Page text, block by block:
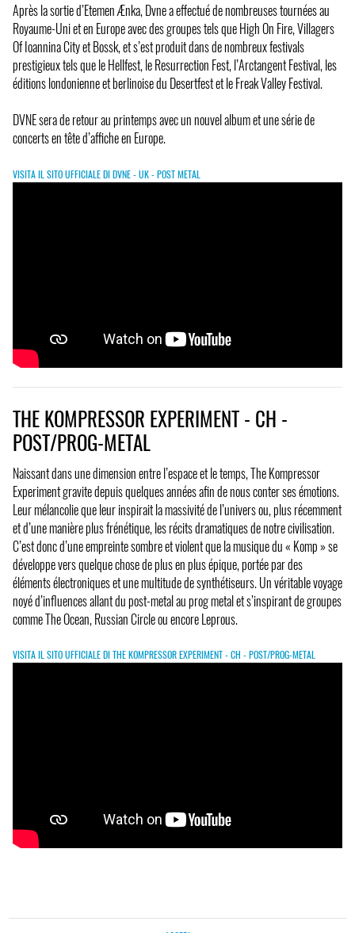
Après la sortie d’Etemen Ænka, Dvne a effectué de nombreuses tournées au
Royaume-Uni et en Europe avec des groupes tels que High On Fire, Villagers
Of Ioannina City et Bossk, et s’est produit dans de nombreux festivals
prestigieux tels que le Hellfest, le Resurrection Fest, l’Arctangent Festival, les
éditions londonienne et berlinoise du Desertfest et le Freak Valley Festival.
DVNE sera de retour au printemps avec un nouvel album et une série de
concerts en tête d’affiche en Europe.
VISITA IL SITO UFFICIALE DI DVNE - UK - POST METAL
THE KOMPRESSOR EXPERIMENT - CH -
POST/PROG-METAL
Naissant dans une dimension entre l’espace et le temps, The Kompressor
Experiment gravite depuis quelques années afin de nous conter ses émotions.
Leur mélancolie que leur inspirait la massivité de l’univers ou, plus récemment
et d’une manière plus frénétique, les récits dramatiques de notre civilisation.
C’est donc d’une empreinte sombre et violent que la musique du « Komp » se
développe vers quelque chose de plus en plus épique, portée par des
éléments électroniques et une multitude de synthétiseurs. Un véritable voyage
noyé d’influences allant du post-metal au prog metal et s’inspirant de groupes
comme The Ocean, Russian Circle ou encore Leprous.
VISITA IL SITO UFFICIALE DI THE KOMPRESSOR EXPERIMENT - CH - POST/PROG-METAL